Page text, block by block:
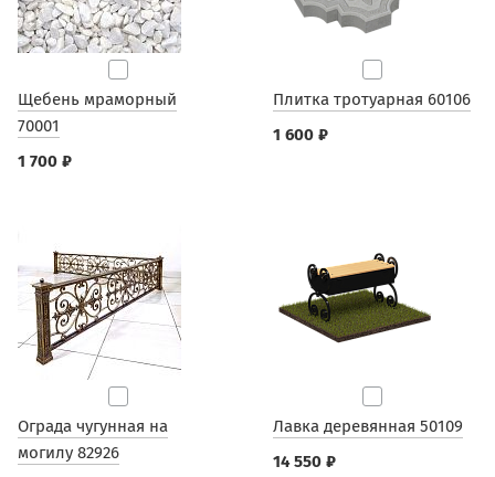
Щебень мраморный
70001
1 700 ₽
Плитка тротуарная 60106
1 600 ₽
Ограда чугунная на
могилу 82926
Лавка деревянная 50109
14 550 ₽